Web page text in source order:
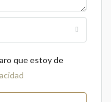
que estoy de